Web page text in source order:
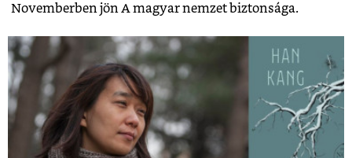
Novemberben jön A magyar nemzet biztonsága.